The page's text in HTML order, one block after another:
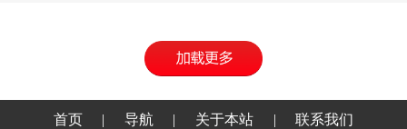
首页 | 导航 | 关于本站 | 联系我们